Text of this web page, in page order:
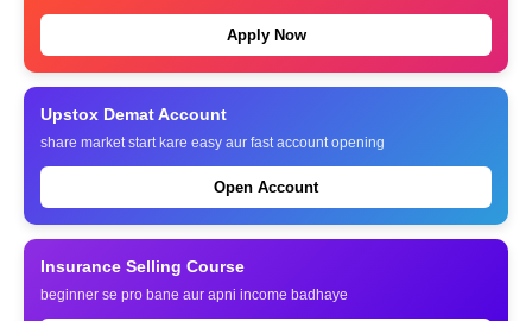
Apply Now
Upstox Demat Account
share market start kare easy aur fast account opening
Open Account
Insurance Selling Course
beginner se pro bane aur apni income badhaye